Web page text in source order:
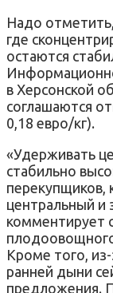
Надо
где
остаются
в Херсонской
соглашаются
0,18 евро/кг).
«Удерживать
стабильно
перекупщиков,
центральный и
комментирует
Кроме того,
ранней дыни
предложения.